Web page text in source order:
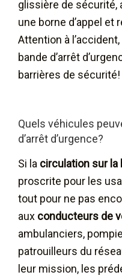
glissière de sécurité,
une borne d’appel et
Attention à
bande d’arrêt
barrières de sécurité!
Quels véhicules
d’arrêt d’urgence?
Si la circulation sur la
proscrite pour les
tout pour ne pas
aux conducteurs de
ambulanciers,
patrouilleurs du
leur mission, les